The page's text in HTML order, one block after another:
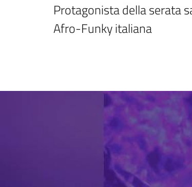
Protagonista della serata
Afro-Funky italiana